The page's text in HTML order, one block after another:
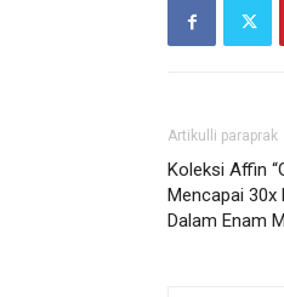
Artikulli paraprak
Koleksi Affin
Mencapai 30x
Dalam Enam